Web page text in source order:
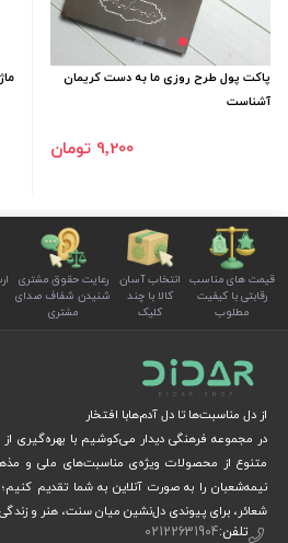
پاکت پول طرح روزی ما به دست کریمان
آشناست
9٬200 تومان
قیمت های مناسب
رقابتی با کیفیت
مطلوب
انتخاب آسان
کالا با چند
کلیک
رعایت حقوق مشتری
شنیدن شفاف صدای
مشتری
از دل مناسبت‌ها تا دل آدم‌هابا افتخار
در مجموعه فرهنگی دیدار می‌کوشیم با بهره‌گیری
متنوع از محصولات ویژه‌ی مناسبت‌های ملی و
نیمه‌شعبان را به صورت آنلاین به شما تقدیم
شعائر، برای پیوندی دل‌نشین میان سنت، هنر و زندگی
تلفن:02122631904